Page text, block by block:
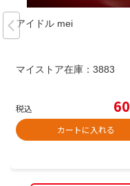
アイドル mei
マイストア在庫： 3883
税込
カートに入れる